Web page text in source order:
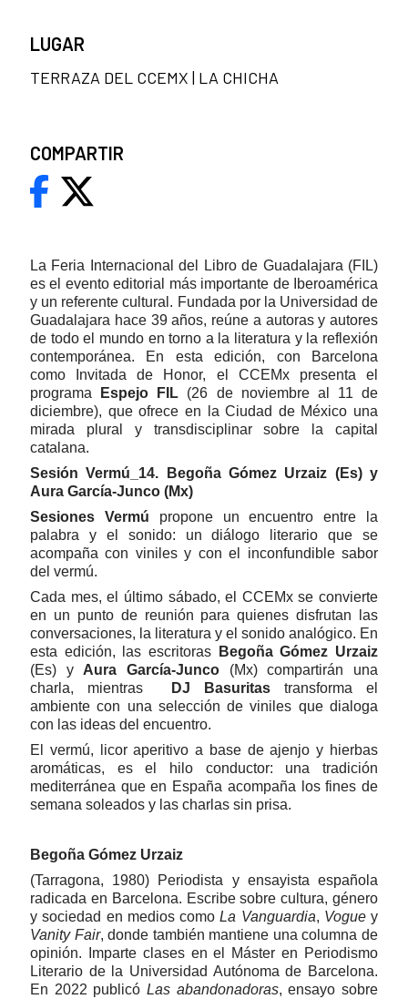
La Feria Internacional del Libro de Guadalajara (FIL)
es el evento editorial más importante de Iberoamérica
y un referente cultural. Fundada por la Universidad de
Guadalajara hace 39 años, reúne a autoras y autores
de todo el mundo en torno a la literatura y la reflexión
contemporánea. En esta edición, con Barcelona
como Invitada de Honor, el CCEMx presenta el
programa
Espejo FIL (26 de noviembre al 11 de
diciembre), que ofrece en la Ciudad de México una
mirada plural y transdisciplinar sobre la capital
catalana.
Sesión Vermú_14. Begoña Gómez Urzaiz (Es) y
Aura García-Junco (Mx)
Sesiones Vermú propone un encuentro entre la
palabra y el sonido: un diálogo literario que se
acompaña con viniles y con el inconfundible sabor
del vermú.
Cada mes, el último sábado, el CCEMx se convierte
en un punto de reunión para quienes disfrutan las
conversaciones, la literatura y el sonido analógico. En
esta edición, las escritoras
Begoña Gómez Urzaiz
(Es) y Aura García-Junco (Mx) compartirán una
charla, mientras
DJ Basuritastransforma el
ambiente con una selección de viniles que dialoga
con las ideas del encuentro.
El vermú, licor aperitivo a base de ajenjo y hierbas
aromáticas, es el hilo conductor: una tradición
mediterránea que en España acompaña los fines de
semana soleados y las charlas sin prisa.
Begoña Gómez Urzaiz
(Tarragona, 1980) Periodista y ensayista española
radicada en Barcelona. Escribe sobre cultura, género
y sociedad en medios comoLa Vanguardia, Voguey
Vanity Fair, donde también mantiene una columna de
opinión. Imparte clases en el Máster en Periodismo
Literario de la Universidad Autónoma de Barcelona.
En 2022 publicó Las abandonadoras, ensayo sobre
LUGAR
TERRAZA DEL CCEMX | LA CHICHA
COMPARTIR